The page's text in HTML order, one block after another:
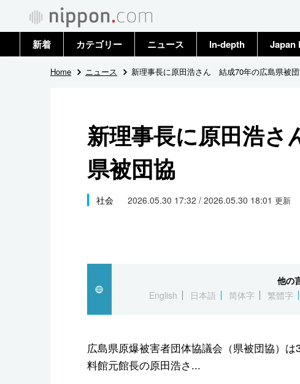
新着 カテゴリー
政治・外交
国際
社会
文化
スポーツ・東京2020
ニュース
トップ
In-depth Japan
Home ニュース 新理事長に原田浩さん 結成70年の広島県被
新理事長に原田浩
県被団協
社会 2026.05.30 17:32 / 2026.05.30 18:01 更新
他の
English
日本語 简体字 繁體字
広島県原爆被害者団体協議会（県被団協）
料館元館長の原田浩さ...